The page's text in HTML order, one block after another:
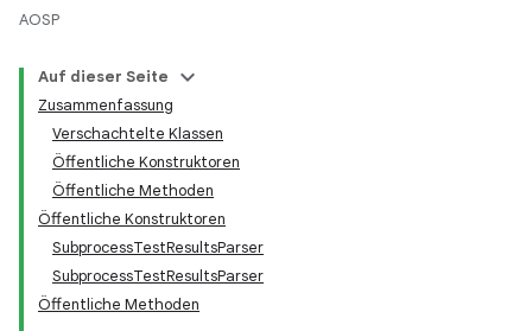
AOSP
Auf dieser Seite
Zusammenfassung
Verschachtelte Klassen
Öffentliche Konstruktoren
Öffentliche Methoden
Öffentliche Konstruktoren
SubprocessTestResultsParser
SubprocessTestResultsParser
Öffentliche Methoden